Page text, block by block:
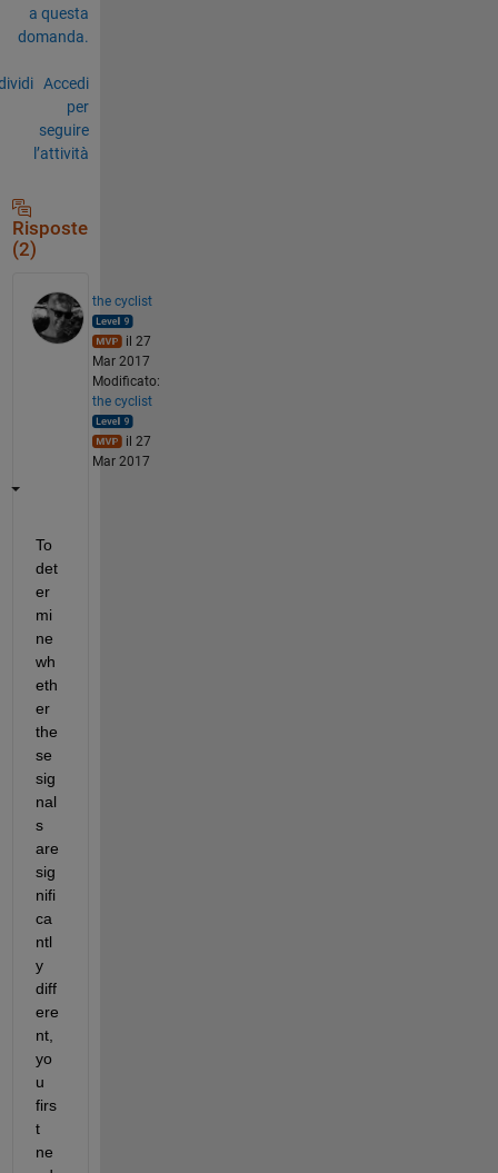
a questa
domanda.
Accedi
per
seguire
l’attività
Risposte
(2)
the cyclist
il 27
Mar 2017
Modificato:
the cyclist
il 27
Mar 2017
To
det
er
mi
ne
wh
eth
er
the
se
sig
nal
s
are
sig
nifi
ca
ntl
y
diff
ere
nt,
yo
u
firs
t
ne